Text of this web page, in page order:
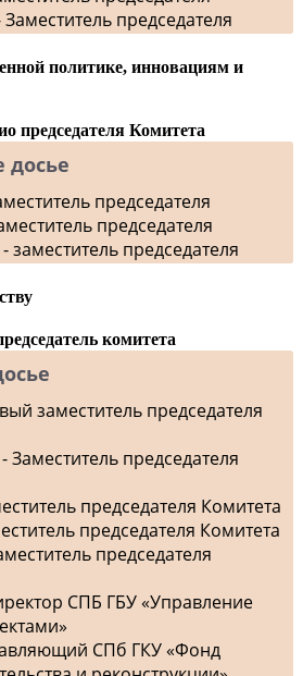
Заместитель председателя
политике, инновациям и
председателя Комитета
председателя
председателя
- заместитель председателя
комитета
заместитель председателя
- Заместитель председателя
председателя Комитета
председателя Комитета
председателя
СПБ ГБУ «Управление
СПб ГКУ «Фонд